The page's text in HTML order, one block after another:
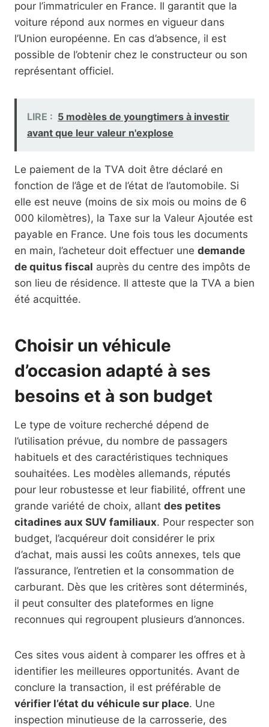
pour l’immatriculer en France. Il garantit que la
voiture répond aux normes en vigueur dans
l’Union européenne. En cas d’absence, il est
possible de l’obtenir chez le constructeur ou son
représentant officiel.
LIRE : 5 modèles de youngtimers à investir
avant que leur valeur n'explose
Le paiement de la TVA doit être déclaré en
fonction de l’âge et de l’état de l’automobile. Si
elle est neuve (moins de six mois ou moins de 6
000 kilomètres), la Taxe sur la Valeur Ajoutée est
payable en France. Une fois tous les documents
en main, l’acheteur doit effectuer une demande
de quitus fiscal auprès du centre des impôts de
son lieu de résidence. Il atteste que la TVA a bien
été acquittée.
Choisir un véhicule
d’occasion adapté à ses
besoins et à son budget
Le type de voiture recherché dépend de
l’utilisation prévue, du nombre de passagers
habituels et des caractéristiques techniques
souhaitées. Les modèles allemands, réputés
pour leur robustesse et leur fiabilité, offrent une
grande variété de choix, allant des petites
citadines aux SUV familiaux. Pour respecter son
budget, l’acquéreur doit considérer le prix
d’achat, mais aussi les coûts annexes, tels que
l’assurance, l’entretien et la consommation de
carburant. Dès que les critères sont déterminés,
il peut consulter des plateformes en ligne
reconnues qui regroupent plusieurs d’annonces.
Ces sites vous aident à comparer les offres et à
identifier les meilleures opportunités. Avant de
conclure la transaction, il est préférable de
vérifier l’état du véhicule sur place. Une
inspection minutieuse de la carrosserie, des